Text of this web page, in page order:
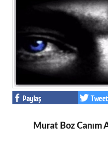
Paylaş Tweet
Murat Boz Canım